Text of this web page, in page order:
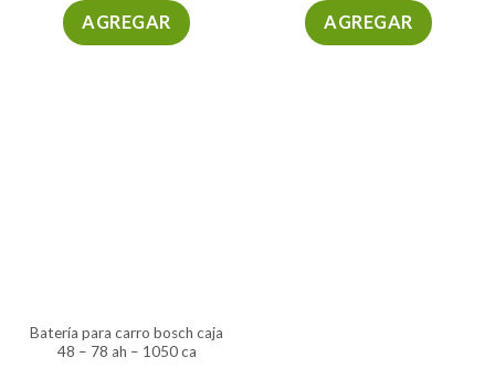
AGREGAR
página
de
AGREGAR
batería para carro bosch caja
48 – 78 ah – 1050 ca